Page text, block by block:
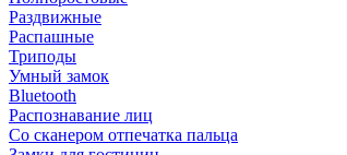
Раздвижные
Распашные
Триподы
Умный замок
Bluetooth
Распознавание лиц
Со сканером отпечатка пальца